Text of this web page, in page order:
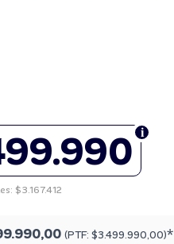
$3.167.412
(PTF: $3.499.990,00)*